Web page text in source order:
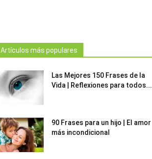
Artículos más populares
Las Mejores 150 Frases de la
Vida | Reflexiones para todos...
90 Frases para un hijo | El amor
más incondicional